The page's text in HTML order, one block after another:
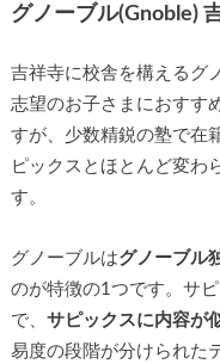
グノーブル(Gnoble)
吉祥寺に校舎を構えるグ
志望のお子さまにおすす
すが、少数精鋭の塾で在
ピックスとほとんど変わ
す。
グノーブルはグノーブル
のが特徴の1つです。サ
で、 サピックスに内容が
易度の段階が分けられた